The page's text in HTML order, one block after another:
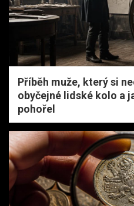
Příběh muže, který si
obyčejné lidské kolo a
pohořel